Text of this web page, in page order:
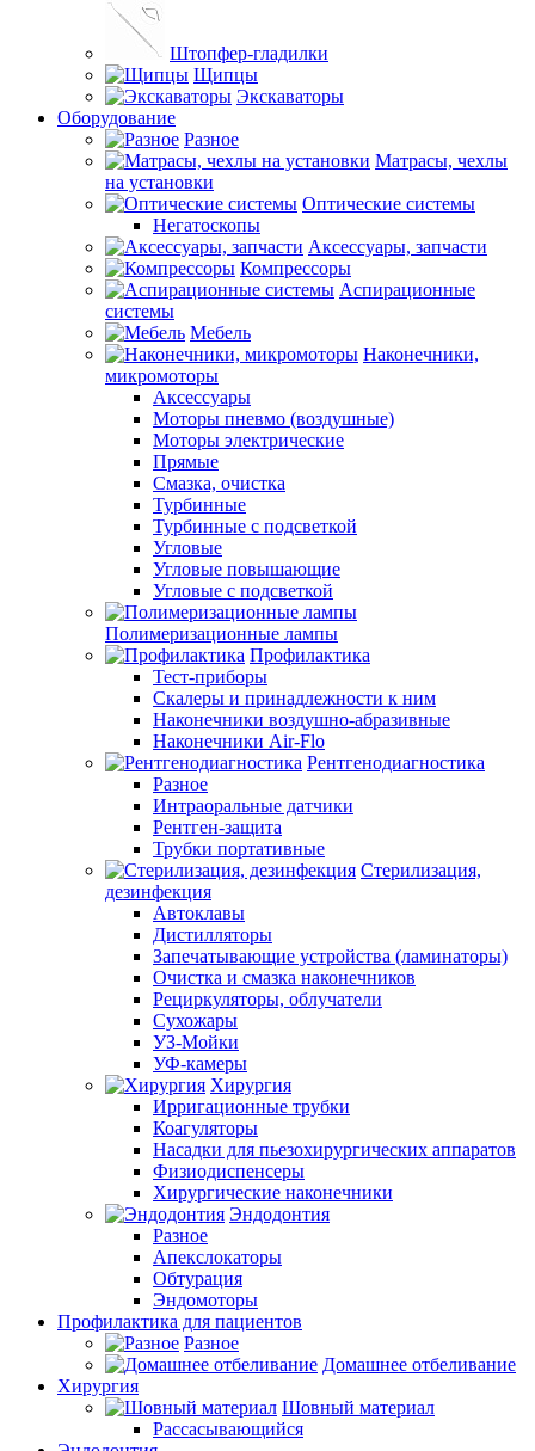
Штопфер-гладилки
Щипцы
Экскаваторы
Оборудование
Разное
Матрасы, чехлы
на установки
Оптические системы
Негатоскопы
Аксессуары, запчасти
Компрессоры
Аспирационные
системы
Мебель
Наконечники,
микромоторы
Аксессуары
Моторы пневмо (воздушные)
Моторы электрические
Прямые
Смазка, очистка
Турбинные
Турбинные с подсветкой
Угловые
Угловые повышающие
Угловые с подсветкой
Полимеризационные лампы
Профилактика
Тест-приборы
Скалеры и принадлежности к ним
Наконечники воздушно-абразивные
Наконечники Air-Flo
Рентгенодиагностика
Разное
Интраоральные датчики
Рентген-защита
Трубки портативные
Стерилизация,
дезинфекция
Автоклавы
Дистилляторы
Запечатывающие устройства (ламинаторы)
Очистка и смазка наконечников
Рециркуляторы, облучатели
Сухожары
УЗ-Мойки
УФ-камеры
Хирургия
Ирригационные трубки
Коагуляторы
Насадки для пьезохирургических аппаратов
Физиодиспенсеры
Хирургические наконечники
Эндодонтия
Разное
Апекслокаторы
Обтурация
Эндомоторы
Профилактика для пациентов
Разное
Домашнее отбеливание
Хирургия
Шовный материал
Рассасывающийся